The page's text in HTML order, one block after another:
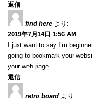
返信
find here より:
2019年7月14日 1:56 AM
I just want to say I’m
going to bookmark your
your web page.
返信
retro board より: